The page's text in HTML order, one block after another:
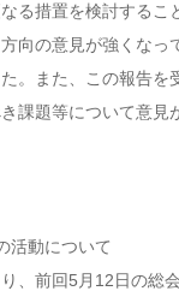
る措置を検討するこ
向の意見が強くなっ
。また、この報告を
課題等について意見
活動について
、前回5月12日の総